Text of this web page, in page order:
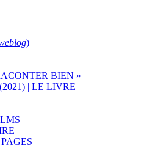
)
BIEN »
(2021) | LE LIVRE